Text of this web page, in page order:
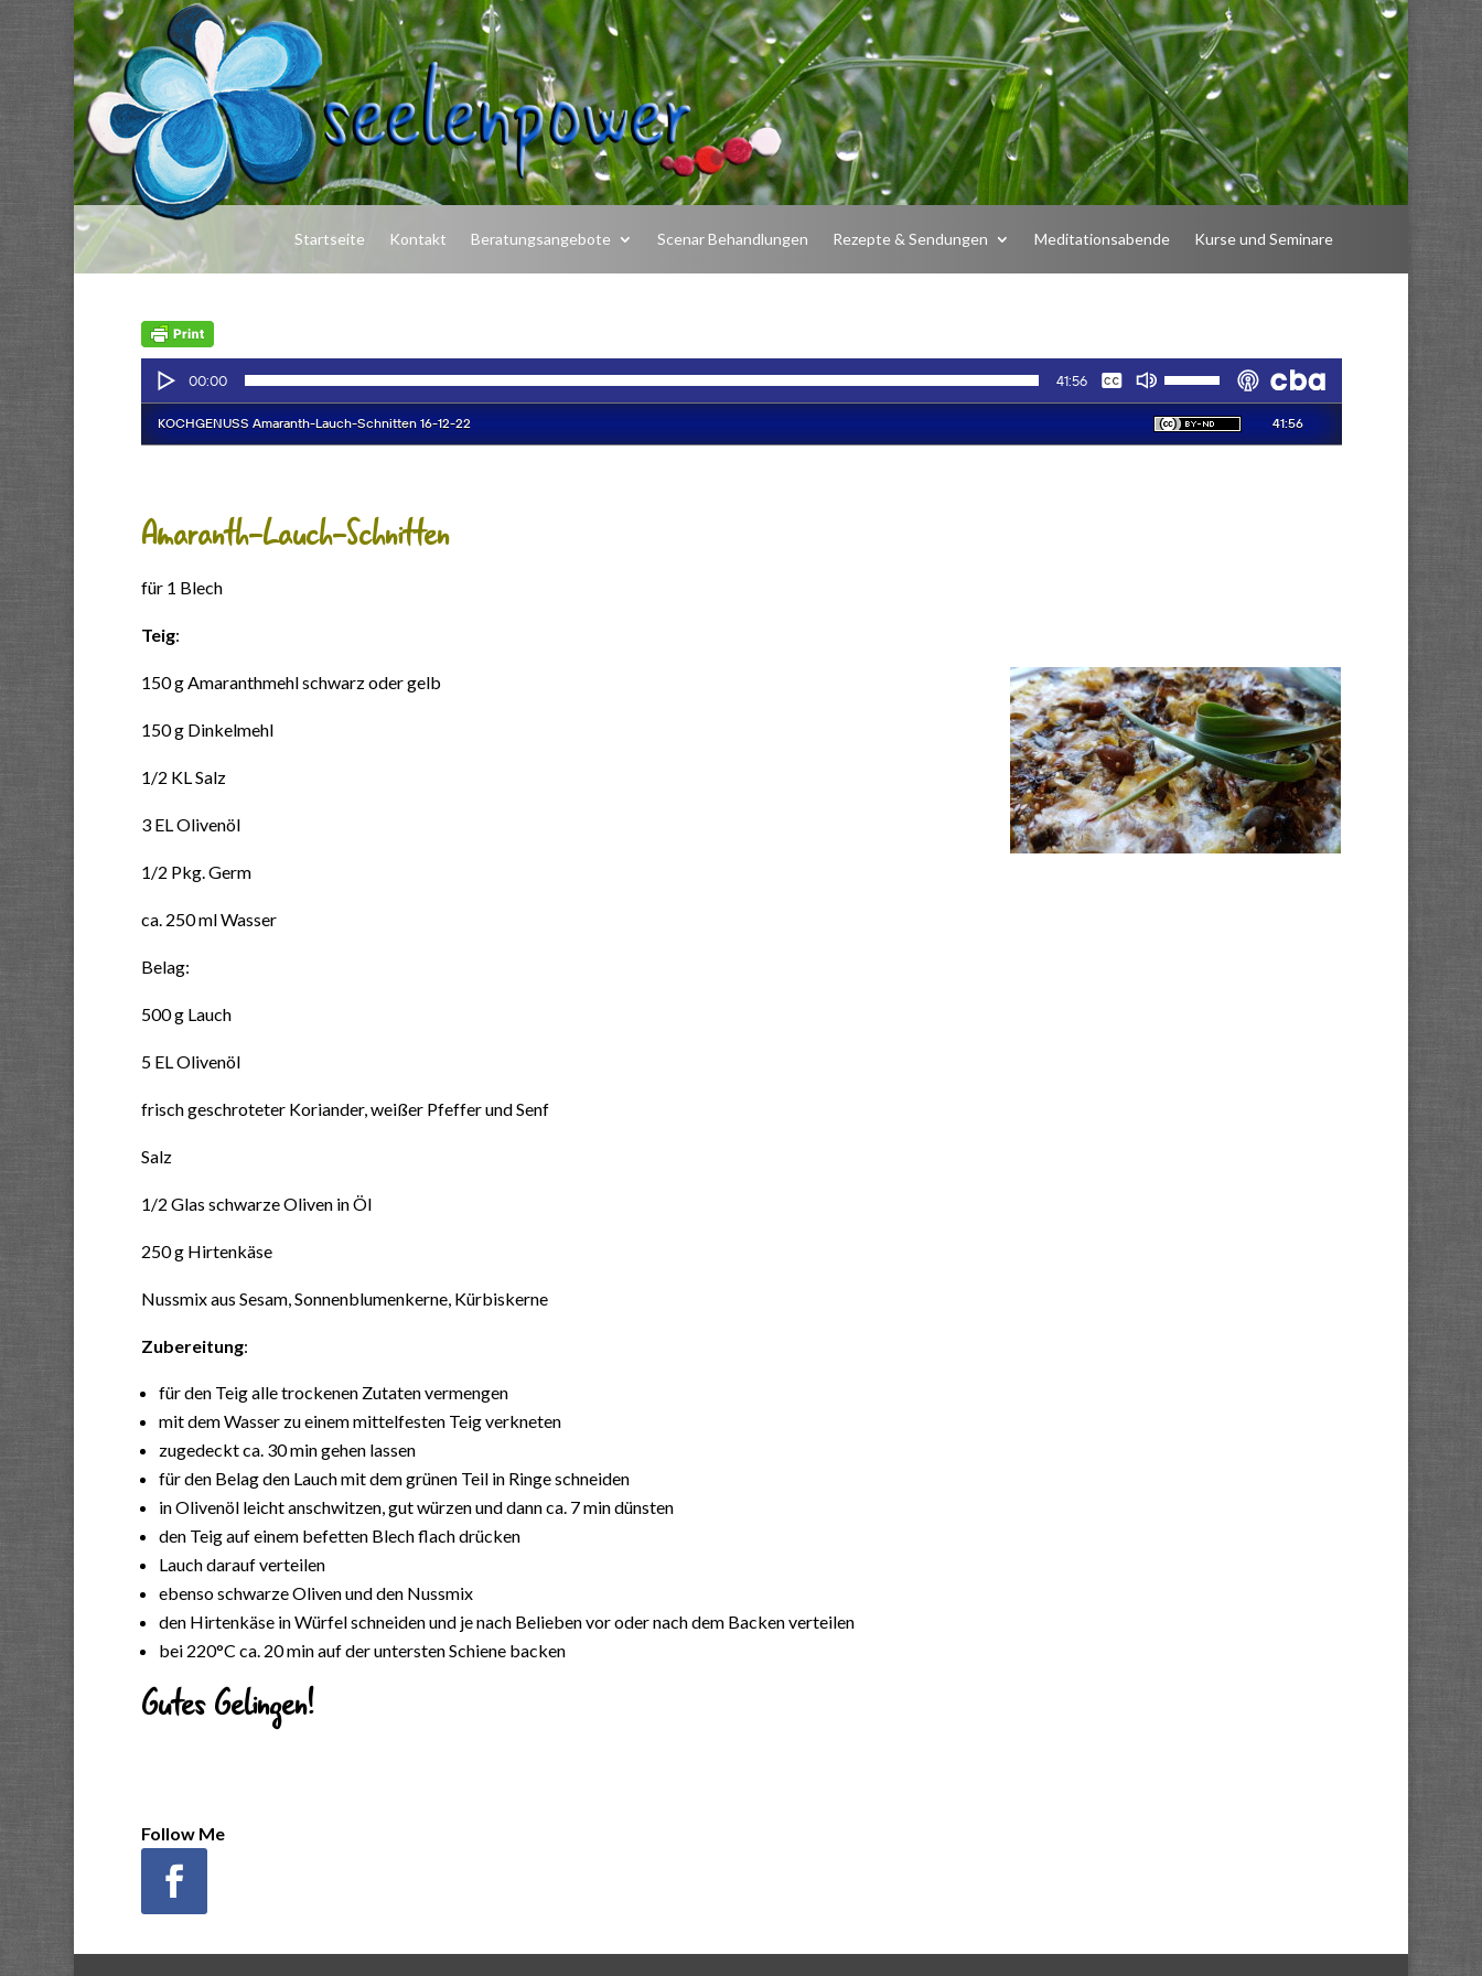
Startseite Kontakt Beratungsangebote Scenar Behandlungen Rezepte & Sendungen Meditationsabende Kurse und Seminare
Amaranth-Lauch-Schnitten
für 1 Blech
Teig:
150 g Amaranthmehl schwarz oder gelb
150 g Dinkelmehl
1/2 KL Salz
3 EL Olivenöl
1/2 Pkg. Germ
ca. 250 ml Wasser
Belag:
500 g Lauch
5 EL Olivenöl
frisch geschroteter Koriander, weißer Pfeffer und Senf
Salz
1/2 Glas schwarze Oliven in Öl
250 g Hirtenkäse
Nussmix aus Sesam, Sonnenblumenkerne, Kürbiskerne
Zubereitung:
für den Teig alle trockenen Zutaten vermengen
mit dem Wasser zu einem mittelfesten Teig verkneten
zugedeckt ca. 30 min gehen lassen
für den Belag den Lauch mit dem grünen Teil in Ringe schneiden
in Olivenöl leicht anschwitzen, gut würzen und dann ca. 7 min dünsten
den Teig auf einem befetten Blech flach drücken
Lauch darauf verteilen
ebenso schwarze Oliven und den Nussmix
den Hirtenkäse in Würfel schneiden und je nach Belieben vor oder nach dem Backen verteilen
bei 220°C ca. 20 min auf der untersten Schiene backen
Gutes Gelingen!
Follow Me